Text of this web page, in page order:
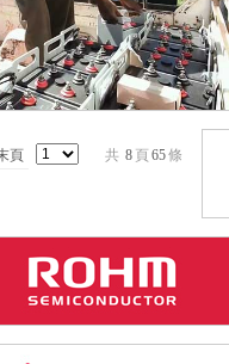
頁 共 8 頁65條